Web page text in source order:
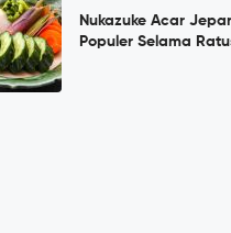
Nukazuke Acar
Populer Selama